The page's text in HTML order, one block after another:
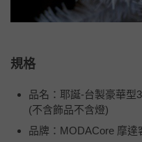
規格
品名：耶誕-台製豪華型
(不含飾品不含燈)
品牌：MODACore 摩達